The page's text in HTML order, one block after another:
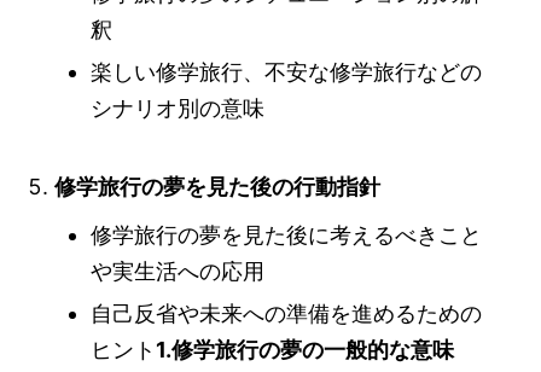
釈
楽しい修学旅行、不安な修学旅行などの
シナリオ別の意味
修学旅行の夢を見た後の行動指針
修学旅行の夢を見た後に考えるべきこと
や実生活への応用
自己反省や未来への準備を進めるための
ヒント 1.修学旅行の夢の一般的な意味